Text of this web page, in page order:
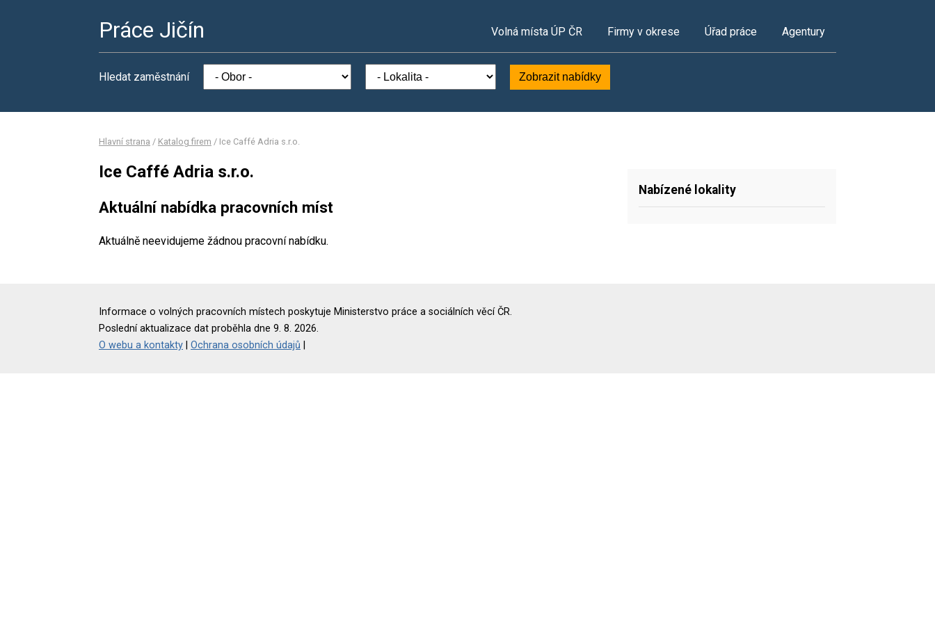
Práce Jičín Volná místa ÚP ČR Firmy v okrese Úřad práce Agentury
Hledat zaměstnání Zobrazit nabídky
Hlavní strana / Katalog firem / Ice Caffé Adria s.r.o.
Ice Caffé Adria s.r.o.
Aktuální nabídka pracovních míst
Aktuálně neevidujeme žádnou pracovní nabídku.
Nabízené lokality
Informace o volných pracovních místech poskytuje Ministerstvo práce a sociálních věcí ČR.
Poslední aktualizace dat proběhla dne 9. 8. 2026.
O webu a kontakty
Ochrana osobních údajů